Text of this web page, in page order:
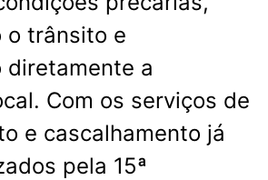
o trânsito e
diretamente a
Com os serviços de
e cascalhamento já
pela 15ª